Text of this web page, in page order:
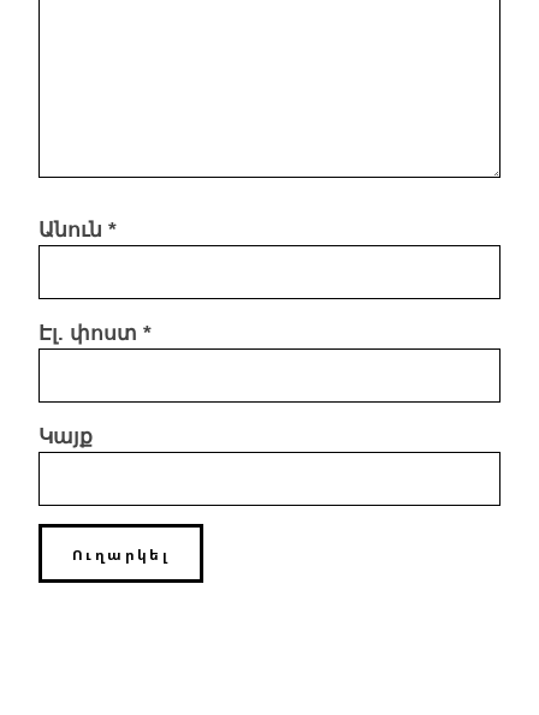
Անուն *
Էլ. փոստ *
Կայք